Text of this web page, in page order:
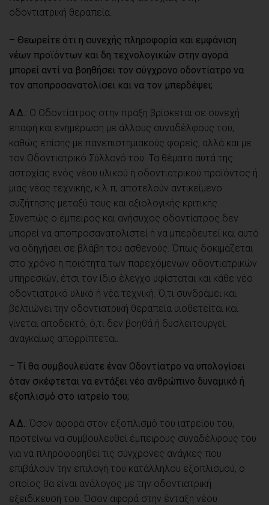
οδοντιατρική θεραπεία.
– Θεωρείτε ότι η συνεχής πληροφορία και εμφάνιση
νέων προϊόντων και δη τεχνολογικών στην αγορά
μπορεί αντί να βοηθήσει τον σύγχρονο οδοντίατρο να
τον αποπροσανατολίσει και να τον μπερδέψει;
Α.Δ.: Ο Οδοντίατρος στην πράξη βρίσκεται σε συνεχή
επαφή και ενημέρωση με άλλους συναδέλφους του,
καθώς επίσης με πανεπιστημιακούς φορείς, αλλά και με
τον Οδοντιατρικό Σύλλογό του. Τα θέματα αυτά της
αστοχίας ενός νέου υλικού ή οδοντιατρικού προϊόντος ή
μιας νέας τεχνικής, κ.λ.π, αποτελούν αντικείμενο
συζήτησης μεταξύ τους και αξιολογικής κριτικής.
Συνεπώς ο έμπειρος και ανήσυχος οδοντίατρος δεν
μπορεί να αποπροσανατολιστεί ή να μπερδευτεί και αυτό
να οδηγήσει σε βλάβη του ασθενούς. Όπως δοκιμάζεται
στο χρόνο η ποιότητα των παρεχόμενων οδοντιατρικών
υπηρεσιών, έτσι τον ίδιο έλεγχο υφίσταται και κάθε νέο
οδοντιατρικό υλικό ή νέα τεχνική. Ό,τι συνδράμει και
βελτιώνει την οδοντιατρική θεραπεία υιοθετείται και
γίνεται αποδεκτό, ό,τι δεν βοηθά ή δυσλειτουργεί,
αναγκαίως απορρίπτεται.
– Τί θα συμβουλεύατε έναν Οδοντίατρο να υπολογίσει
όταν σκέφτεται να εντάξει νέο ανθρώπινο δυναμικό ή
εξοπλισμό στο ιατρείο του;
Α.Δ.: Όσον αφορά στον εξοπλισμό του ιατρείου του,
προτείνω να συμβουλευθεί έμπειρους συναδέλφους του
για να πληροφορηθεί τις σύγχρονες ανάγκες που
επιβάλουν την επιλογή του κατάλληλου εξοπλισμού, ο
οποίος θα είναι ανάλογος με την οδοντιατρική
εξειδίκευσή του. Όσον αφορά στην ένταξη νέου